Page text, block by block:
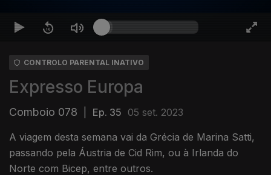
CONTROLO PARENTAL INATIVO
Expresso Europa
Comboio 078 Ep. 35 05 set. 2023
A viagem desta semana vai da Grécia de Marina Satti,
passando pela Áustria de Cid Rim, ou à Irlanda do
Norte com Bicep, entre outros.